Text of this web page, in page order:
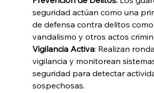
seguridad actúan como una
de defensa contra delitos
vandalismo y otros actos
Vigilancia Activa: Realizan
vigilancia y monitorean
seguridad para detectar
sospechosas.